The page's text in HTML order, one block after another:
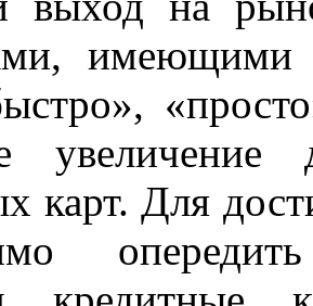
имеющими
карт. Для